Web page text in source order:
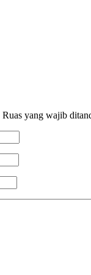
Ruas yang wajib